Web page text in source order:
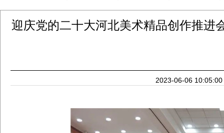
迎庆党的二十大河北美术精品创作推进
2023-06-06 10:05:00